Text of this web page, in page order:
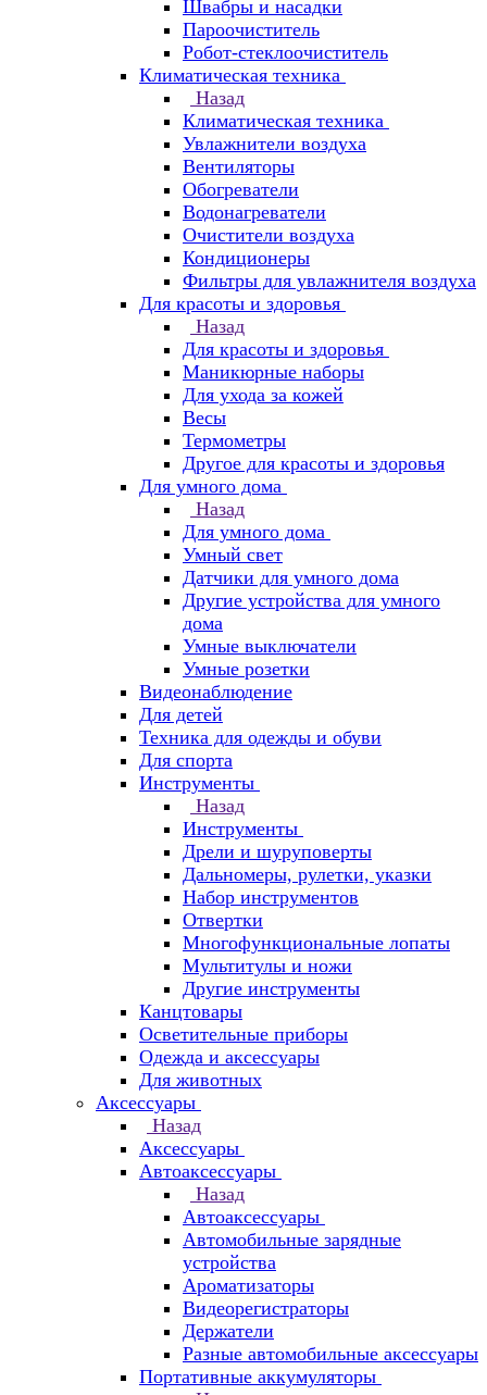
Швабры и насадки
Пароочиститель
Робот-стеклоочиститель
Климатическая техника
Назад
Климатическая техника
Увлажнители воздуха
Вентиляторы
Обогреватели
Водонагреватели
Очистители воздуха
Кондиционеры
Фильтры для увлажнителя воздуха
Для красоты и здоровья
Назад
Для красоты и здоровья
Маникюрные наборы
Для ухода за кожей
Весы
Термометры
Другое для красоты и здоровья
Для умного дома
Назад
Для умного дома
Умный свет
Датчики для умного дома
Другие устройства для умного
дома
Умные выключатели
Умные розетки
Видеонаблюдение
Для детей
Техника для одежды и обуви
Для спорта
Инструменты
Назад
Инструменты
Дрели и шуруповерты
Дальномеры, рулетки, указки
Набор инструментов
Отвертки
Многофункциональные лопаты
Мультитулы и ножи
Другие инструменты
Канцтовары
Осветительные приборы
Одежда и аксессуары
Для животных
Аксессуары
Назад
Аксессуары
Автоаксессуары
Назад
Автоаксессуары
Автомобильные зарядные
устройства
Ароматизаторы
Видеорегистраторы
Держатели
Разные автомобильные аксессуары
Портативные аккумуляторы